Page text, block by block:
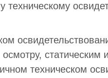
техническому
статическим
техническом